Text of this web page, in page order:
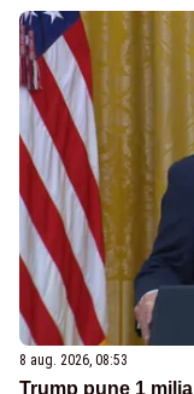
8 aug. 2026, 08:53
Trump pune 1